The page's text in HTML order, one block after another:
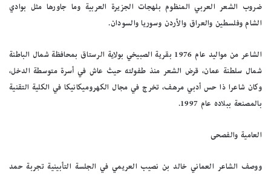
ضروب الشعر العربي المنظوم بلهجات الجزيرة العربية وما جاورها مثل بوادي
الشام وفلسطين والعراق والأردن وسوريا والسودان.
الشاعر من مواليد عام 1976 بقرية الصبيخي بولاية الرستاق بمحافظة شمال الباطنة
شمال سلطنة عمان، قرض الشعر منذ طفولته حيث عاش في أسرة متوسطة الدخل،
وكان شاعرا ذا حس أدبي مرهف، تخرج في مجال الكهروميكانيكا في الكلية التقنية
بالمصنعة ببلاده عام 1997.
العامية والفصحى
ووصف الشاعر العماني خالد بن نصيب العريمي في الجلسة التأبينية تجربة حمد